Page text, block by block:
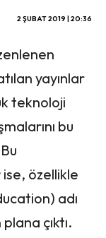
2 ŞUBAT 2019 | 20:36
yayınlar
teknoloji
bu
ise, özellikle
adı
çıktı.